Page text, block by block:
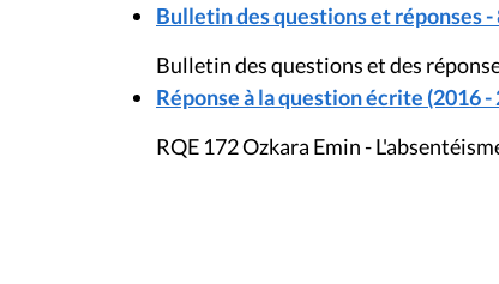
Bulletin des questions et réponses -
Bulletin des questions et des
Réponse à la question écrite (2016 -
RQE 172 Ozkara Emin -